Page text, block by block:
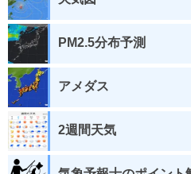
PM2.5分布予測
アメダス
2週間天気